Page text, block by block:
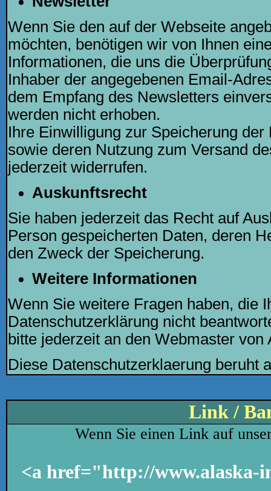
Wenn Sie den auf der Webseite
möchten, benötigen wir von Ihnen
Informationen, die uns die
Inhaber der angegebenen Email-
dem Empfang des Newsletters
werden nicht erhoben.
Ihre Einwilligung zur Speicherung
sowie deren Nutzung zum Versand
jederzeit widerrufen.
Auskunftsrecht
Sie haben jederzeit das Recht auf
Person gespeicherten Daten, deren
den Zweck der Speicherung.
Weitere Informationen
Wenn Sie weitere Fragen haben, die
Datenschutzerklärung nicht
bitte jederzeit an den Webmaster von
Diese Datenschutzerklaerung beruht
Link /
Wenn Sie einen Link auf
<a href="http://www.alaska-